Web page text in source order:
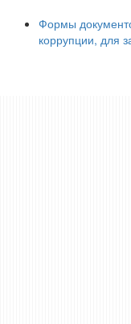
Формы
коррупции, для